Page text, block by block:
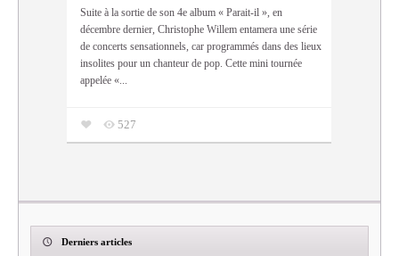
Suite à la sortie de son 4e album « Parait-il », en
décembre dernier, Christophe Willem entamera une série
de concerts sensationnels, car programmés dans des lieux
insolites pour un chanteur de pop. Cette mini tournée
appelée «...
527
Derniers articles